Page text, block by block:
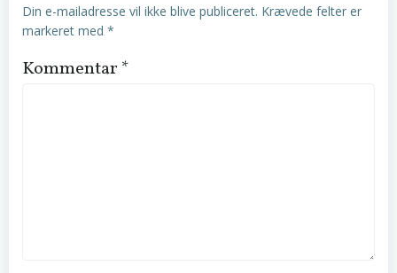
Din e-mailadresse vil ikke blive publiceret. Krævede felter er
markeret med *
Kommentar *